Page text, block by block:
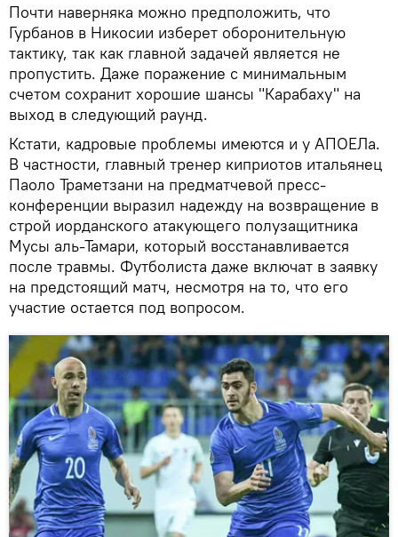
Почти наверняка можно предположить, что
Гурбанов в Никосии изберет оборонительную
тактику, так как главной задачей является не
пропустить. Даже поражение с минимальным
счетом сохранит хорошие шансы "Карабаху" на
выход в следующий раунд.
Кстати, кадровые проблемы имеются и у АПОЕЛа.
В частности, главный тренер киприотов итальянец
Паоло Траметзани на предматчевой пресс-
конференции выразил надежду на возвращение в
строй иорданского атакующего полузащитника
Мусы аль-Тамари, который восстанавливается
после травмы. Футболиста даже включат в заявку
на предстоящий матч, несмотря на то, что его
участие остается под вопросом.